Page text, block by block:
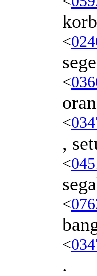
<
<
<
,
<
<
<
.